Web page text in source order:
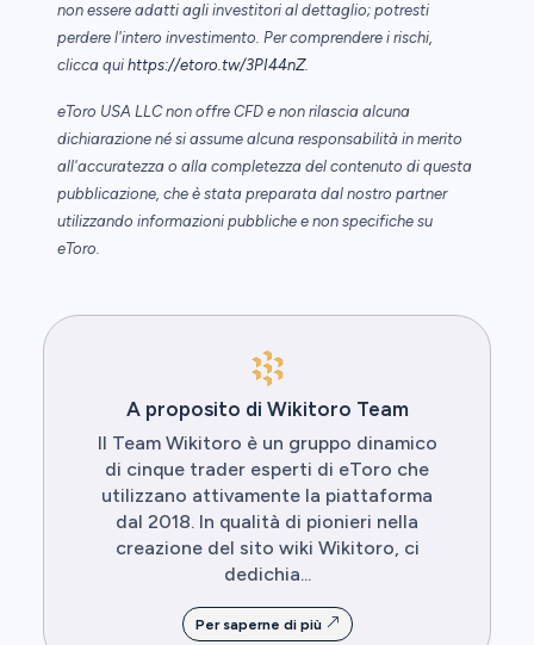
non essere adatti agli investitori al dettaglio; potresti
perdere l'intero investimento. Per comprendere i rischi,
clicca qui https://etoro.tw/3PI44nZ.
eToro USA LLC non offre CFD e non rilascia alcuna
dichiarazione né si assume alcuna responsabilità in merito
all'accuratezza o alla completezza del contenuto di questa
pubblicazione, che è stata preparata dal nostro partner
utilizzando informazioni pubbliche e non specifiche su
eToro.
A proposito di Wikitoro Team
Il Team Wikitoro è un gruppo dinamico
di cinque trader esperti di eToro che
utilizzano attivamente la piattaforma
dal 2018. In qualità di pionieri nella
creazione del sito wiki Wikitoro, ci
dedichia...
Per saperne di più